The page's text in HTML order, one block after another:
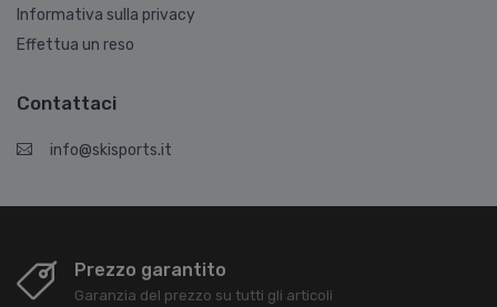
Informativa sulla privacy
Effettua un reso
Contattaci
info@skisports.it
Prezzo garantito
Garanzia del prezzo su tutti gli articoli